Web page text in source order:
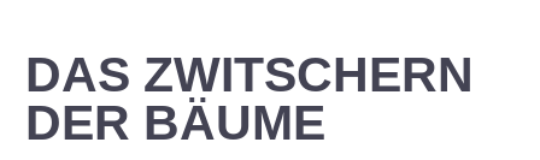
DAS ZWITSCHERN
DER BÄUME